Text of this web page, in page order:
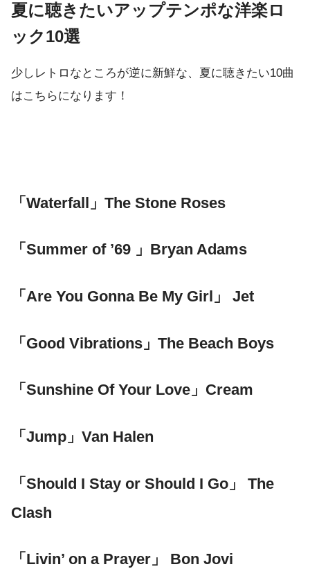
夏に聴きたいアップテンポな洋楽ロ
ック10選
少しレトロなところが逆に新鮮な、夏に聴きたい10曲
はこちらになります！
「Waterfall」The Stone Roses
「Summer of ’69 」Bryan Adams
「Are You Gonna Be My Girl」 Jet
「Good Vibrations」The Beach Boys
「Sunshine Of Your Love」Cream
「Jump」Van Halen
「Should I Stay or Should I Go」 The
Clash
「Livin’ on a Prayer」 Bon Jovi